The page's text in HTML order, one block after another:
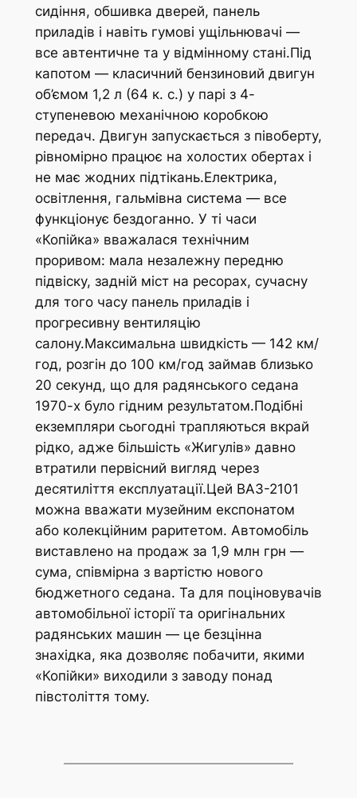
сидіння, обшивка дверей, панель
приладів і навіть гумові ущільнювачі —
все автентичне та у відмінному стані.Під
капотом — класичний бензиновий двигун
об’ємом 1,2 л (64 к. с.) у парі з 4-
ступеневою механічною коробкою
передач. Двигун запускається з півоберту,
рівномірно працює на холостих обертах і
не має жодних підтікань.Електрика,
освітлення, гальмівна система — все
функціонує бездоганно. У ті часи
«Копійка» вважалася технічним
проривом: мала незалежну передню
підвіску, задній міст на ресорах, сучасну
для того часу панель приладів і
прогресивну вентиляцію
салону.Максимальна швидкість — 142 км/
год, розгін до 100 км/год займав близько
20 секунд, що для радянського седана
1970-х було гідним результатом.Подібні
екземпляри сьогодні трапляються вкрай
рідко, адже більшість «Жигулів» давно
втратили первісний вигляд через
десятиліття експлуатації.Цей ВАЗ-2101
можна вважати музейним експонатом
або колекційним раритетом. Автомобіль
виставлено на продаж за 1,9 млн грн —
сума, співмірна з вартістю нового
бюджетного седана. Та для поціновувачів
автомобільної історії та оригінальних
радянських машин — це безцінна
знахідка, яка дозволяє побачити, якими
«Копійки» виходили з заводу понад
півстоліття тому.